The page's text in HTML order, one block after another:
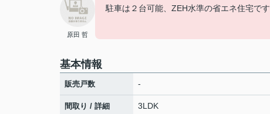
原田 哲
駐車は２台可能、ZEH水準の省エネ住宅です
基本情報
販売戸数 -
間取り / 詳細 3LDK